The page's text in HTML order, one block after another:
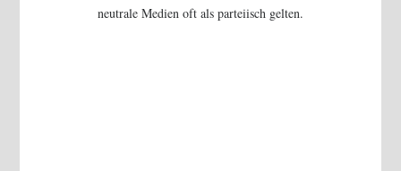
neutrale Medien oft als parteiisch gelten.